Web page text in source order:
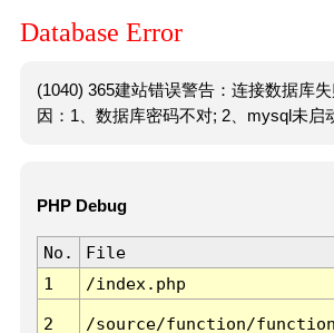
Database Error
(1040) 365建站错误警告：连接数据库
因：1、数据库密码不对; 2、mysql未启
PHP Debug
No. File
1
/index.php
2 /source/function/